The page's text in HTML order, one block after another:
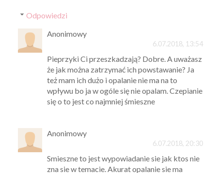
Odpowiedzi
Anonimowy
6.07.2018, 13:54
Pieprzyki Ci przeszkadzają? Dobre. A uważasz
że jak można zatrzymać ich powstawanie? Ja
też mam ich dużo i opalanie nie ma na to
wpływu bo ja w ogóle się nie opalam. Czepianie
się o to jest co najmniej śmieszne
Anonimowy
6.07.2018, 20:30
Smieszne to jest wypowiadanie sie jak ktos nie
zna sie w temacie. Akurat opalanie sie ma